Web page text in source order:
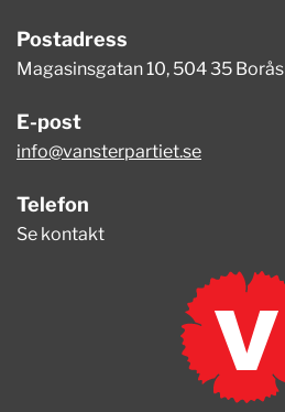
Postadress
Magasinsgatan 10, 504 35 Borås
E-post
info@vansterpartiet.se
Telefon
Se kontakt